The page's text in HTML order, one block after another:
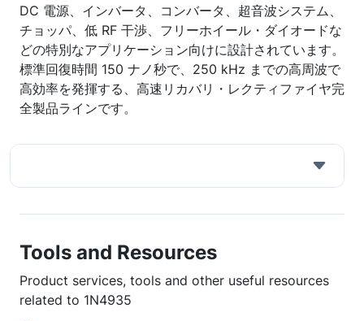
DC 電源、インバータ、コンバータ、超音波システム、
チョッパ、低 RF 干渉、フリーホイール・ダイオードな
どの特別なアプリケーション向けに設計されています。
標準回復時間 150 ナノ秒で、250 kHz までの高周波で
高効率を発揮する、高速リカバリ・レクティファイヤ完
全製品ラインです。
Tools and Resources
Product services, tools and other useful resources
related to 1N4935